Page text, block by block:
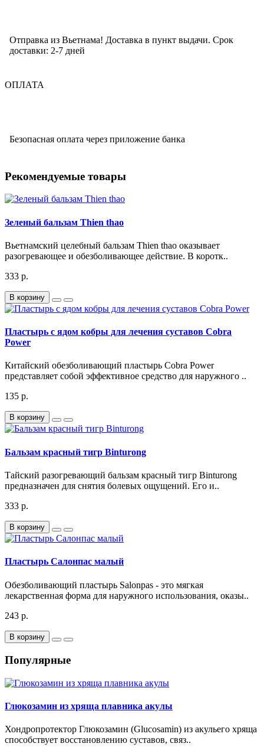
Отправка из Вьетнама! Доставка в пункт выдачи. Срок
доставки: 2-7 дней
ОПЛАТА
Безопасная оплата через приложение банка
Рекомендуемые товары
Зеленый бальзам Thien thao
Вьетнамский целебный бальзам Thien thao оказывает
разогревающее и обезболивающее действие. В коротк..
333 р.
В корзину
Пластырь с ядом кобры для лечения суставов Cobra
Power
Китайский обезболивающий пластырь Cobra Power
представляет собой эффективное средство для наружного ..
135 р.
В корзину
Бальзам красный тигр Binturong
Тайский разогревающий бальзам красный тигр Binturong
предназначен для снятия болевых ощущений. Его и..
333 р.
В корзину
Пластырь Салонпас малый
Обезболивающий пластырь Salonpas - это мягкая
лекарственная форма для наружного использования, оказы..
243 р.
В корзину
Популярные
Глюкозамин из хряща плавника акулы
Хондропротектор Глюкозамин (Glucosamin) из акульего хряща
способствует восстановлению суставов, связ..